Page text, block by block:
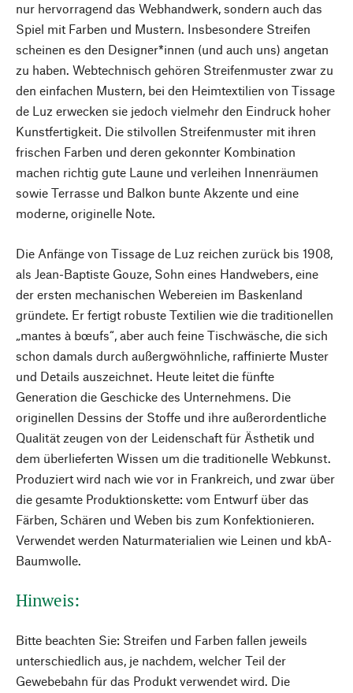
nur hervorragend das Webhandwerk, sondern auch das
Spiel mit Farben und Mustern. Insbesondere Streifen
scheinen es den Designer*innen (und auch uns) angetan
zu haben. Webtechnisch gehören Streifenmuster zwar zu
den einfachen Mustern, bei den Heimtextilien von Tissage
de Luz erwecken sie jedoch vielmehr den Eindruck hoher
Kunstfertigkeit. Die stilvollen Streifenmuster mit ihren
frischen Farben und deren gekonnter Kombination
machen richtig gute Laune und verleihen Innenräumen
sowie Terrasse und Balkon bunte Akzente und eine
moderne, originelle Note.
Die Anfänge von Tissage de Luz reichen zurück bis 1908,
als Jean-Baptiste Gouze, Sohn eines Handwebers, eine
der ersten mechanischen Webereien im Baskenland
gründete. Er fertigt robuste Textilien wie die traditionellen
„mantes à bœufs“, aber auch feine Tischwäsche, die sich
schon damals durch außergwöhnliche, raffinierte Muster
und Details auszeichnet. Heute leitet die fünfte
Generation die Geschicke des Unternehmens. Die
originellen Dessins der Stoffe und ihre außerordentliche
Qualität zeugen von der Leidenschaft für Ästhetik und
dem überlieferten Wissen um die traditionelle Webkunst.
Produziert wird nach wie vor in Frankreich, und zwar über
die gesamte Produktionskette: vom Entwurf über das
Färben, Schären und Weben bis zum Konfektionieren.
Verwendet werden Naturmaterialien wie Leinen und kbA-
Baumwolle.
Hinweis:
Bitte beachten Sie: Streifen und Farben fallen jeweils
unterschiedlich aus, je nachdem, welcher Teil der
Gewebebahn für das Produkt verwendet wird. Die